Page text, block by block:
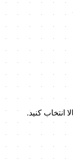
انتخاب کنید.